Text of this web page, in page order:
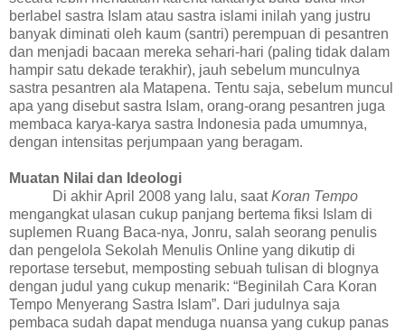
berlabel sastra Islam atau sastra islami inilah yang justru
banyak diminati oleh kaum (santri) perempuan di pesantren
dan menjadi bacaan mereka sehari-hari (paling tidak dalam
hampir satu dekade terakhir), jauh sebelum munculnya
sastra pesantren ala Matapena. Tentu saja, sebelum muncul
apa yang disebut sastra Islam, orang-orang pesantren juga
membaca karya-karya sastra Indonesia pada umumnya,
dengan intensitas perjumpaan yang beragam.
Muatan Nilai dan Ideologi
Di akhir April 2008 yang lalu, saatKoran Tempo
mengangkat ulasan cukup panjang bertema fiksi Islam di
suplemen Ruang Baca-nya, Jonru, salah seorang penulis
dan pengelola Sekolah Menulis Online yang dikutip di
reportase tersebut, memposting sebuah tulisan di blognya
dengan judul yang cukup menarik: “Beginilah Cara Koran
Tempo Menyerang Sastra Islam”. Dari judulnya saja
pembaca sudah dapat menduga nuansa yang cukup panas